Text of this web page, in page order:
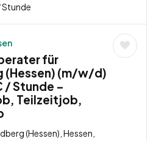
Stunde
für
(Hessen) (m/w/d)
/ Stunde –
Teilzeitjob,
(Hessen), Hessen,